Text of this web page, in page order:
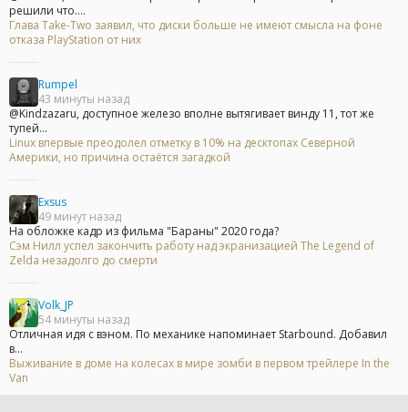
решили что....
Глава Take-Two заявил, что диски больше не имеют смысла на фоне
отказа PlayStation от них
Rumpel
43 минуты назад
@Kindzazaru, доступное железо вполне вытягивает винду 11, тот же
тупей...
Linux впервые преодолел отметку в 10% на десктопах Северной
Америки, но причина остаётся загадкой
Exsus
49 минут назад
На обложке кадр из фильма "Бараны" 2020 года?
Сэм Нилл успел закончить работу над экранизацией The Legend of
Zelda незадолго до смерти
Volk_JP
54 минуты назад
Отличная идя с вэном. По механике напоминает Starbound. Добавил
в...
Выживание в доме на колесах в мире зомби в первом трейлере In the
Van